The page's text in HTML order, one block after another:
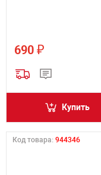
690 ₽
Купить
Код товара: 944346